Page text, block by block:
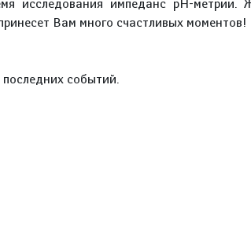
исследования импеданс рH-метрии.
Вам много счастливых моментов!
событий.